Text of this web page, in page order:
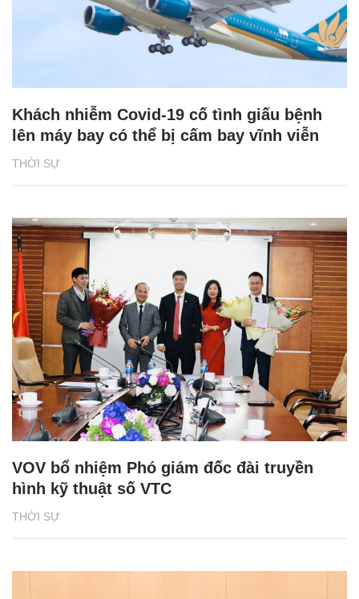
THỜI SỰ
Khách nhiễm Covid-19 cố tình giấu bệnh
lên máy bay có thể bị cấm bay vĩnh viễn
THỜI SỰ
VOV bổ nhiệm Phó giám đốc đài truyền
hình kỹ thuật số VTC